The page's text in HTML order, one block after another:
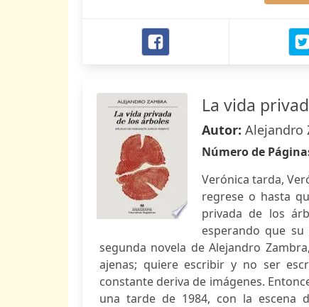
La vida
Autor: Alejandro
Número de
Verónica tarda,
regrese o hasta
privada de los
esperando que
segunda novela de Alejandro
ajenas; quiere escribir y no ser
constante deriva de imágenes.
una tarde de 1984, con la escena